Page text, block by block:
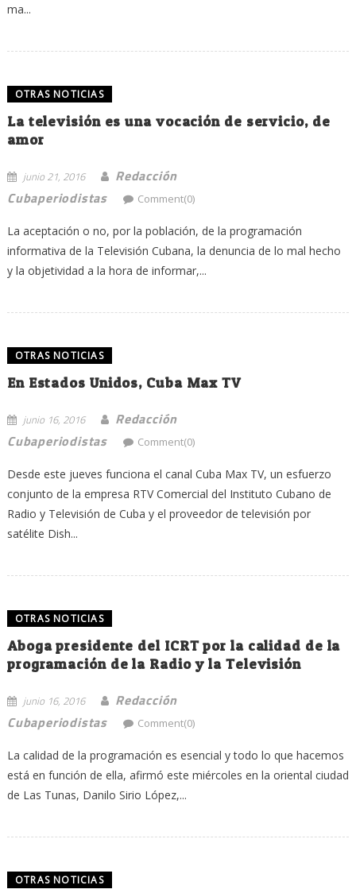
ma...
OTRAS NOTICIAS
La televisión es una vocación de servicio, de
amor
junio 21, 2016
Redacción
Cubaperiodistas
Comment(0)
La aceptación o no, por la población, de la programación
informativa de la Televisión Cubana, la denuncia de lo mal hecho
y la objetividad a la hora de informar,...
OTRAS NOTICIAS
En Estados Unidos, Cuba Max TV
junio 16, 2016
Redacción
Cubaperiodistas
Comment(0)
Desde este jueves funciona el canal Cuba Max TV, un esfuerzo
conjunto de la empresa RTV Comercial del Instituto Cubano de
Radio y Televisión de Cuba y el proveedor de televisión por
satélite Dish...
OTRAS NOTICIAS
Aboga presidente del ICRT por la calidad de la
programación de la Radio y la Televisión
junio 16, 2016
Redacción
Cubaperiodistas
Comment(0)
La calidad de la programación es esencial y todo lo que hacemos
está en función de ella, afirmó este miércoles en la oriental ciudad
de Las Tunas, Danilo Sirio López,...
OTRAS NOTICIAS